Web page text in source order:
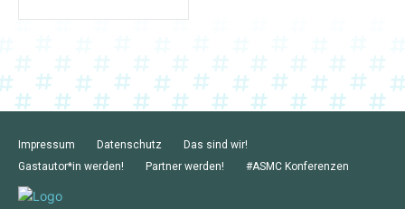
Impressum Datenschutz
Das sind wir!
Gastautor*in werden!
Partner werden! #ASMC Konferenzen